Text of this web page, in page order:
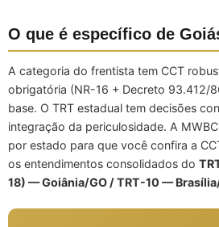
O que é específico de
A categoria do frentista tem CCT
obrigatória (NR-16 + Decreto 93.412/
base. O TRT estadual tem decisões
integração da periculosidade. A
por estado para que você confira a
os entendimentos consolidados do
18) — Goiânia/GO / TRT-10 —